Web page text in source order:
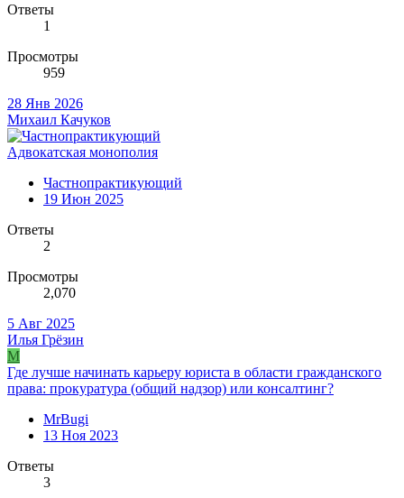
Ответы
1
Просмотры
959
28 Янв 2026
Михаил Качуков
Адвокатская монополия
Частнопрактикующий
19 Июн 2025
Ответы
2
Просмотры
2,070
5 Авг 2025
Илья Грёзин
M
Где лучше начинать карьеру юриста в области гражданского
права: прокуратура (общий надзор) или консалтинг?
MrBugi
13 Ноя 2023
Ответы
3